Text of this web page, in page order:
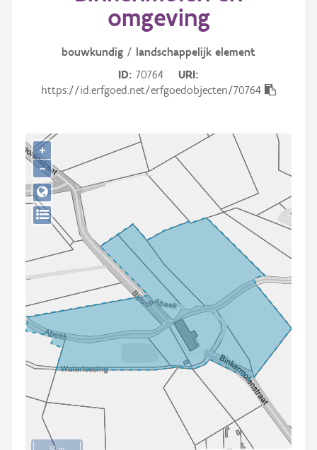
Gebeurtenis
Downloads
Hergebruik
Aanmelden
omgeving
bouwkundig / landschappelijk element
ID 70764
URI
https://id.erfgoed.net/erfgoedobjecten/70764
+
−